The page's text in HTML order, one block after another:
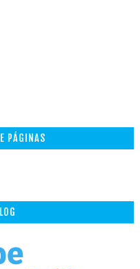
PÁGINAS